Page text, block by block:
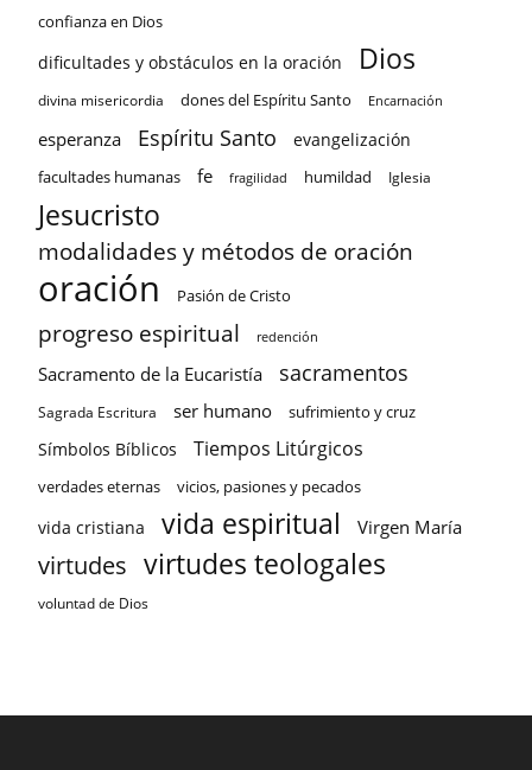
confianza en Dios
dificultades y obstáculos en la oración Dios
divina misericordia dones del Espíritu Santo Encarnación
esperanza Espíritu Santo evangelización
facultades humanas fe fragilidad humildad Iglesia
Jesucristo
modalidades y métodos de oración
oración Pasión de Cristo
progreso espiritual redención
Sacramento de la Eucaristía sacramentos
Sagrada Escritura ser humano sufrimiento y cruz
Símbolos Bíblicos Tiempos Litúrgicos
verdades eternas vicios, pasiones y pecados
vida cristiana vida espiritual Virgen María
virtudes virtudes teologales
voluntad de Dios